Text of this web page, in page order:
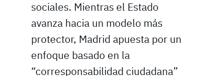
sociales. Mientras el Estado
avanza hacia un modelo más
protector, Madrid apuesta por un
enfoque basado en la
“corresponsabilidad ciudadana”